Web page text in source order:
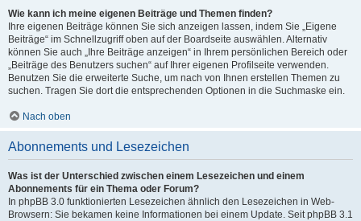
Wie kann ich meine eigenen Beiträge und Themen finden?
Ihre eigenen Beiträge können Sie sich anzeigen lassen, indem Sie „Eigene
Beiträge“ im Schnellzugriff oben auf der Boardseite auswählen. Alternativ
können Sie auch „Ihre Beiträge anzeigen“ in Ihrem persönlichen Bereich oder
„Beiträge des Benutzers suchen“ auf Ihrer eigenen Profilseite verwenden.
Benutzen Sie die erweiterte Suche, um nach von Ihnen erstellen Themen zu
suchen. Tragen Sie dort die entsprechenden Optionen in die Suchmaske ein.
Nach oben
Abonnements und Lesezeichen
Was ist der Unterschied zwischen einem Lesezeichen und einem
Abonnements für ein Thema oder Forum?
In phpBB 3.0 funktionierten Lesezeichen ähnlich den Lesezeichen in Web-
Browsern: Sie bekamen keine Informationen bei einem Update. Seit phpBB 3.1